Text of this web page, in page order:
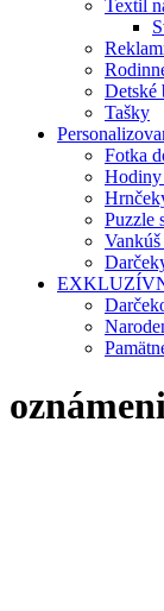
Textil
Detské
Tašky
Fotka
Hodiny
Puzzle